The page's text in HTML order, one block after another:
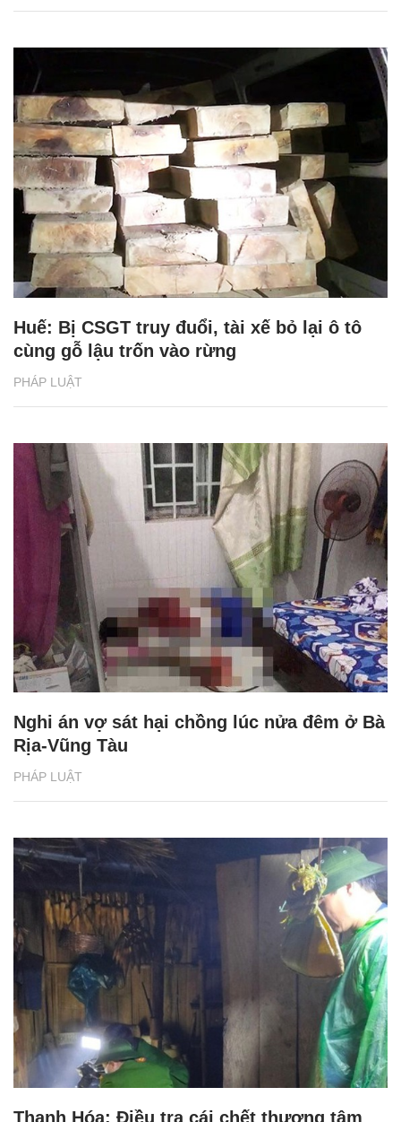
PHÁP LUẬT
Huế: Bị CSGT truy đuổi, tài xế bỏ lại ô tô
cùng gỗ lậu trốn vào rừng
PHÁP LUẬT
Nghi án vợ sát hại chồng lúc nửa đêm ở Bà
Rịa-Vũng Tàu
Thanh Hóa: Điều tra cái chết thương tâm